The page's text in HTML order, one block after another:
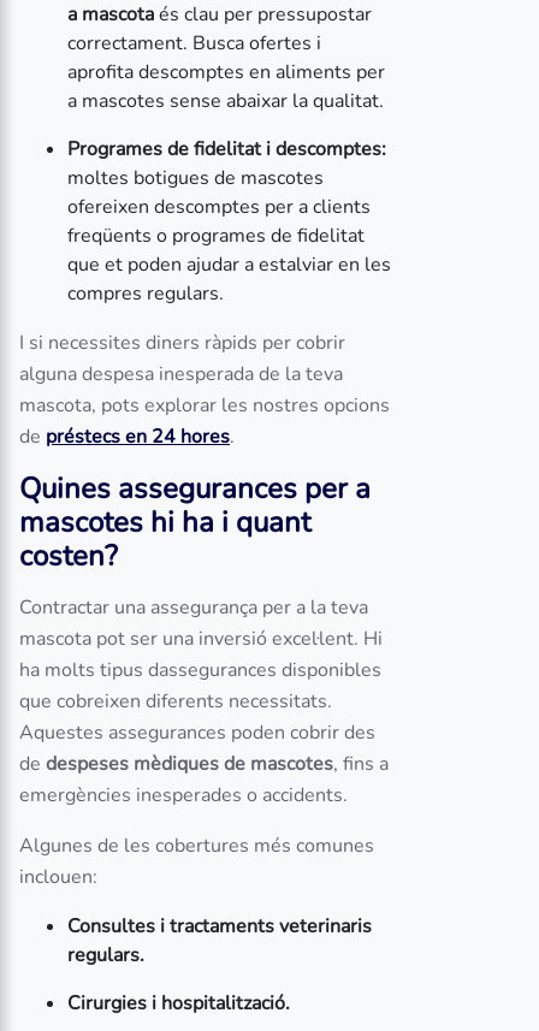
a mascotaés clau per pressupostar
correctament. Busca ofertes i
aprofita descomptes en aliments per
a mascotes sense abaixar la qualitat.
Programes de fidelitat i descomptes:
moltes botigues de mascotes
ofereixen descomptes per a clients
freqüents o programes de fidelitat
que et poden ajudar a estalviar en les
compres regulars.
I si necessites diners ràpids per cobrir
alguna despesa inesperada de la teva
mascota, pots explorar les nostres opcions
de préstecs en 24 hores.
Quines assegurances per a
mascotes hi ha i quant
costen?
Contractar una assegurança per a la teva
mascota pot ser una inversió excel·lent. Hi
ha molts tipus dassegurances disponibles
que cobreixen diferents necessitats.
Aquestes assegurances poden cobrir des
de despeses mèdiques de mascotes, fins a
emergències inesperades o accidents.
Algunes de les cobertures més comunes
inclouen:
Consultes i tractaments veterinaris
regulars.
Cirurgies i hospitalització.